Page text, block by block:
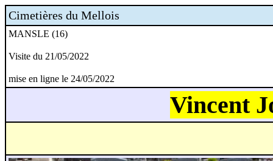
Cimetières du Mellois
MANSLE (16)
Visite du 21/05/2022
mise en ligne le 24/05/2022
Vincent